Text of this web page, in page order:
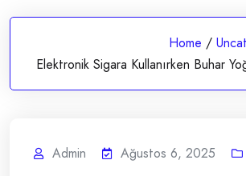
Home /
Elektronik Sigara Kullanırken Buhar
Admin Ağustos 6, 2025